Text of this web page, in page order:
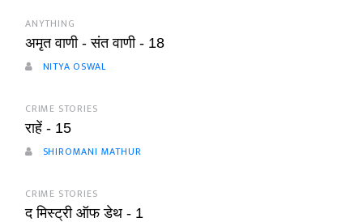
ANYTHING
अमृत वाणी - संत वाणी - 18
NITYA OSWAL
CRIME STORIES
राहें - 15
SHIROMANI MATHUR
CRIME STORIES
द मिस्ट्री ऑफ डेथ - 1